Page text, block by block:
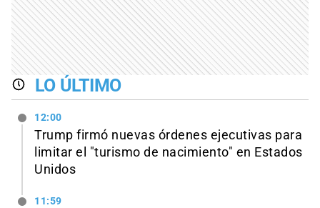
LO ÚLTIMO
12:00
Trump firmó nuevas órdenes ejecutivas para
limitar el "turismo de nacimiento" en Estados
Unidos
11:59